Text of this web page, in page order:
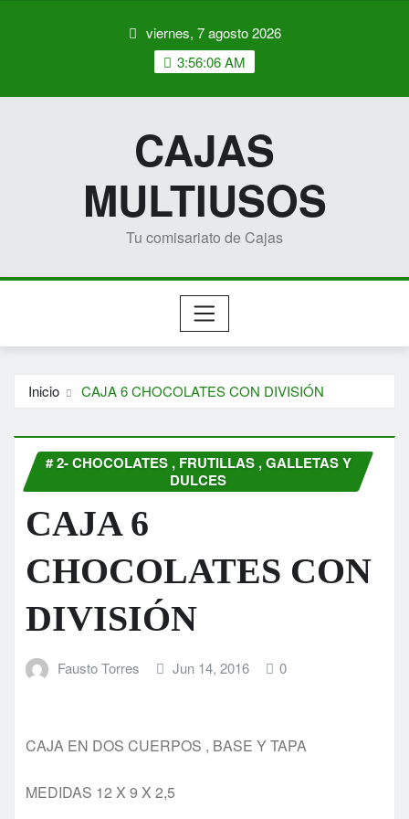
viernes, 7 agosto 2026
3:56:07 AM
CAJAS
MULTIUSOS
Tu comisariato de Cajas
Inicio CAJA 6 CHOCOLATES CON DIVISIÓN
# 2- CHOCOLATES , FRUTILLAS , GALLETAS Y
DULCES
CAJA 6
CHOCOLATES CON
DIVISIÓN
Fausto Torres Jun 14, 2016 0
CAJA EN DOS CUERPOS , BASE Y TAPA
MEDIDAS 12 X 9 X 2,5